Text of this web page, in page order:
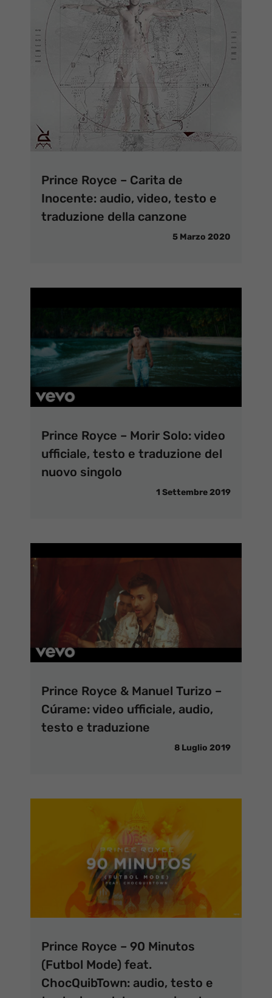
Prince Royce – Carita de
Inocente: audio, video, testo e
traduzione della canzone
5 Marzo 2020
Prince Royce – Morir Solo: video
ufficiale, testo e traduzione del
nuovo singolo
1 Settembre 2019
Prince Royce & Manuel Turizo –
Cúrame: video ufficiale, audio,
testo e traduzione
8 Luglio 2019
Prince Royce – 90 Minutos
(Futbol Mode) feat.
ChocQuibTown: audio, testo e